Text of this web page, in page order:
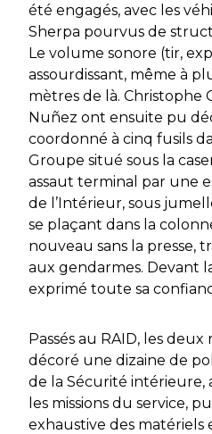
été engagés, avec les
Sherpa pourvus de
Le volume sonore (tir,
assourdissant, même à
mètres de là. Christophe
Nuñez ont ensuite pu
coordonné à cinq fusils
Groupe situé sous la
assaut terminal par une
de l’Intérieur, sous
se plaçant dans la
nouveau sans la presse,
aux gendarmes. Devant
exprimé toute sa
Passés au RAID, les
décoré une dizaine de
de la Sécurité
les missions du service,
exhaustive des matériels